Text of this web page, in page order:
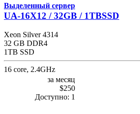
Выделенный сервер
UA-16X12 / 32GB / 1TBSSD
Xeon Silver 4314
32 GB DDR4
1TB SSD
16 core, 2.4GHz
за месяц
$250
Доступно: 1